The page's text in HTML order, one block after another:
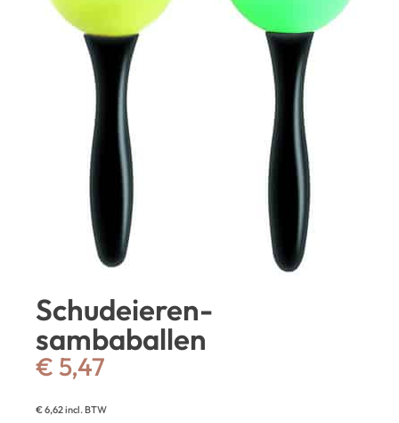
Schudeieren-
sambaballen
€ 5,47
€6,62incl. BTW